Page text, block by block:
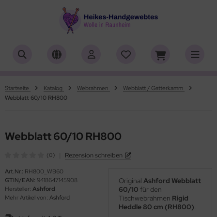
Startseite Katalog Webrahmen
Webblatt / Gatterkamm
Webblatt 60/10 RH800
Webblatt 60/10 RH800
(0) Rezension schreiben
Art.Nr.: RH800_WB60
GTIN/EAN: 9418647145908
Hersteller: Ashford
Mehr Artikel von: Ashford
Original Ashford Webblatt
60/10 für den
Tischwebrahmen Rigid
Heddle 80 cm (RH800).
ALLES ANZEIGEN AUS HERSTELLER (4762)
(222)
Yarns (1776)
Lana (14)
ALLES ANZEIGEN AUS WOLLE (18919)
Wolle (4)
(1)
(5010)
ALLES ANZEIGEN AUS ZUBEHÖR
(3)
(1)
ALLES ANZEIGEN AUS SONDERPOSTEN (7)
- Lang Yarns (4)